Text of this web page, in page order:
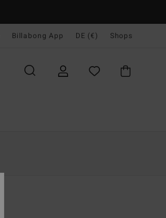
Billabong App DE (€) Shops